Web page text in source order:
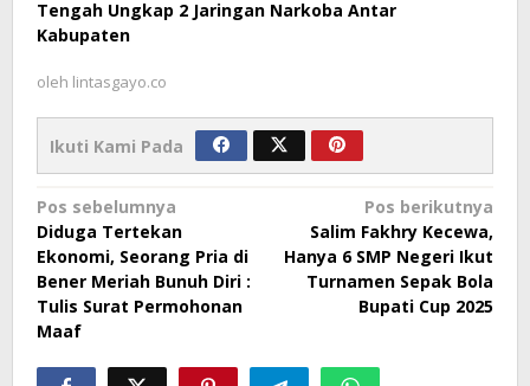
Tengah Ungkap 2 Jaringan Narkoba Antar
Kabupaten
oleh lintasgayo.co
Ikuti Kami Pada
Navigasi
pos
Pos sebelumnya
Diduga Tertekan
Ekonomi, Seorang Pria di
Bener Meriah Bunuh Diri :
Tulis Surat Permohonan
Maaf
Pos berikutnya
Salim Fakhry Kecewa,
Hanya 6 SMP Negeri Ikut
Turnamen Sepak Bola
Bupati Cup 2025